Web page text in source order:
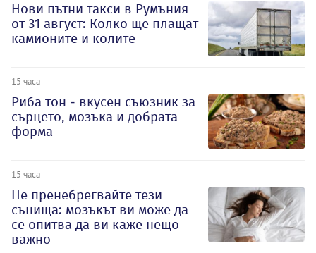
Нови пътни такси в Румъния
от 31 август: Колко ще плащат
камионите и колите
15 часа
Риба тон - вкусен съюзник за
сърцето, мозъка и добрата
форма
15 часа
Не пренебрегвайте тези
сънища: мозъкът ви може да
се опитва да ви каже нещо
важно